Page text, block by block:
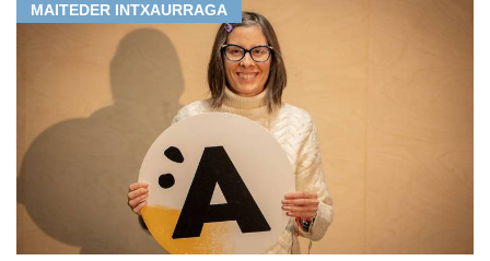
MAITEDER INTXAURRAGA